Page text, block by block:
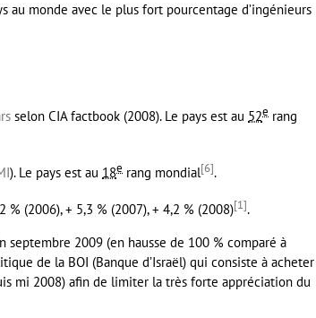
au monde avec le plus fort pourcentage d’ingénieurs
selon CIA factbook (2008). Le pays est au 52e rang
). Le pays est au 18e rang mondial[6].
% (2006), + 5,3 % (2007), + 4,2 % (2008)[1].
septembre 2009 (en hausse de 100 % comparé à
de la BOI (Banque d’Israël) qui consiste à acheter
mi 2008) afin de limiter la très forte appréciation du